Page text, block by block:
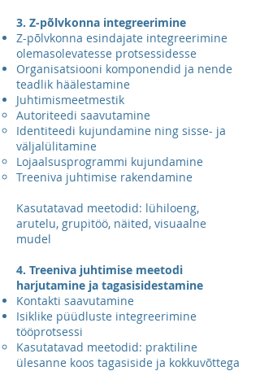
3. Z-põlvkonna integreerimine
Z-põlvkonna esindajate integreerimine
olemasolevatesse protsessidesse
Organisatsiooni komponendid ja nende
teadlik häälestamine
Juhtimismeetmestik
Autoriteedi saavutamine
Identiteedi kujundamine ning sisse- ja
väljalülitamine
Lojaalsusprogrammi kujundamine
Treeniva juhtimise rakendamine
Kasutatavad meetodid: lühiloeng,
arutelu, grupitöö, näited, visuaalne
mudel
4. Treeniva juhtimise meetodi
harjutamine ja tagasisidestamine
Kontakti saavutamine
Isiklike püüdluste integreerimine
tööprotsessi
Kasutatavad meetodid: praktiline
ülesanne koos tagasiside ja kokkuvõttega